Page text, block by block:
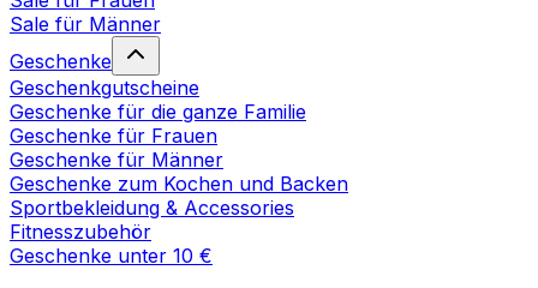
Sale für Männer
Geschenke
Geschenkgutscheine
Geschenke für die ganze Familie
Geschenke für Frauen
Geschenke für Männer
Geschenke zum Kochen und Backen
Sportbekleidung & Accessories
Fitnesszubehör
Geschenke unter 10 €